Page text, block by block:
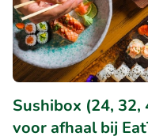
Sushibox (24,
voor afhaal bij